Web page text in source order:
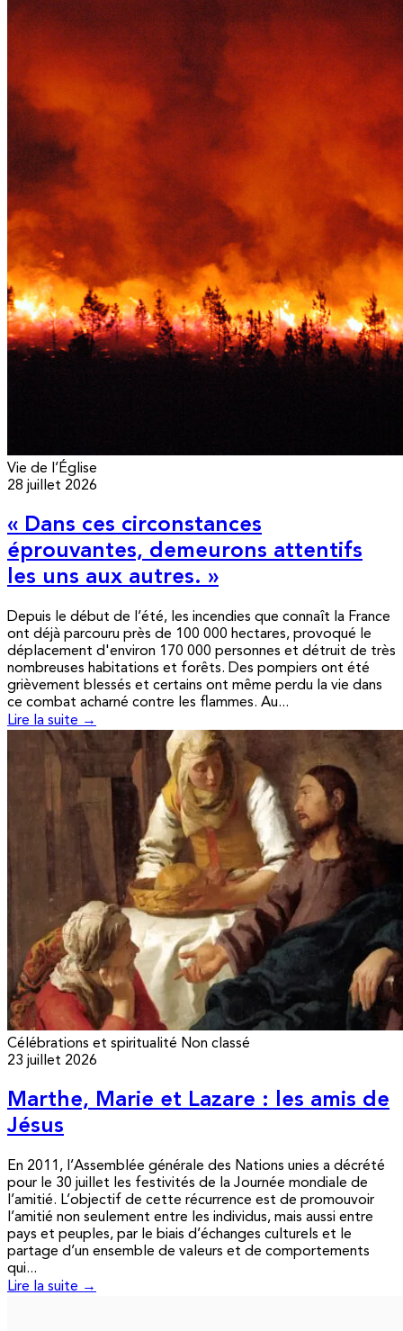
Vie de l’Église
28 juillet 2026
« Dans ces circonstances
éprouvantes, demeurons attentifs
les uns aux autres. »
Depuis le début de l’été, les incendies que connaît la France
ont déjà parcouru près de 100 000 hectares, provoqué le
déplacement d'environ 170 000 personnes et détruit de très
nombreuses habitations et forêts. Des pompiers ont été
grièvement blessés et certains ont même perdu la vie dans
ce combat acharné contre les flammes. Au...
Lire la suite →
Célébrations et spiritualité Non classé
23 juillet 2026
Marthe, Marie et Lazare : les amis de
Jésus
En 2011, l’Assemblée générale des Nations unies a décrété
pour le 30 juillet les festivités de la Journée mondiale de
l’amitié. L’objectif de cette récurrence est de promouvoir
l’amitié non seulement entre les individus, mais aussi entre
pays et peuples, par le biais d’échanges culturels et le
partage d’un ensemble de valeurs et de comportements
qui...
Lire la suite →